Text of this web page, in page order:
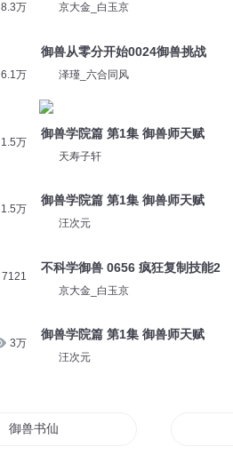
8.3万
6.1万
1.5万
1.5万
7121
3万
京大金_白玉京
御兽从零分开始0024御兽挑战
泽瑾_六合同风
御兽学院篇 第1集 御兽师天赋
天寿子轩
御兽学院篇 第1集 御兽师天赋
汪次元
不科学御兽 0656 疯狂复制技能2
京大金_白玉京
御兽学院篇 第1集 御兽师天赋
汪次元
御兽书仙